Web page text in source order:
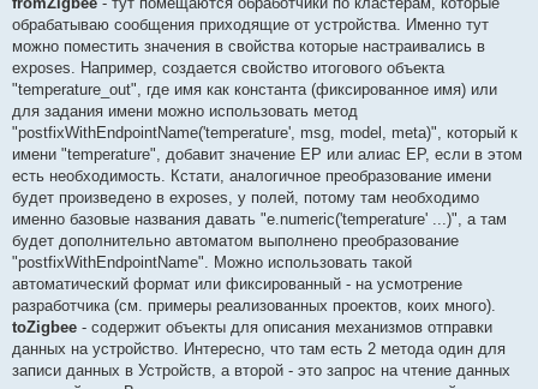
обрабатываю сообщения приходящие от устройства. Именно тут
можно поместить значения в свойства которые настраивались в
exposes. Например, создается свойство итогового объекта
"temperature_out", где имя как константа (фиксированное имя) или
для задания имени можно использовать метод
"postfixWithEndpointName('temperature', msg, model, meta)", который к
имени "temperature", добавит значение EP или алиас EP, если в этом
есть необходимость. Кстати, аналогичное преобразование имени
будет произведено в exposes, у полей, потому там необходимо
именно базовые названия давать "e.numeric('temperature' ...)", а там
будет дополнительно автоматом выполнено преобразование
"postfixWithEndpointName". Можно использовать такой
автоматический формат или фиксированный - на усмотрение
разработчика (см. примеры реализованных проектов, коих много).
toZigbee - содержит объекты для описания механизмов отправки
данных на устройство. Интересно, что там есть 2 метода один для
записи данных в Устройств, а второй - это запрос на чтение данных